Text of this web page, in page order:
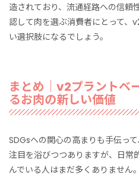
造されており、流通経路への信頼
認して肉を選ぶ消費者にとって、
い選択肢になるでしょう。
まとめ｜v2プラントベ
るお肉の新しい価値
SDGsへの関心の高まりも手伝っ
注目を浴びつつありますが、日常
んでいる人はまだ多くありません。